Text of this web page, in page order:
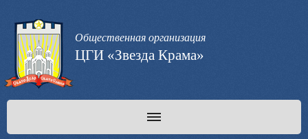
Общественная организация
ЦГИ «Звезда Крама»